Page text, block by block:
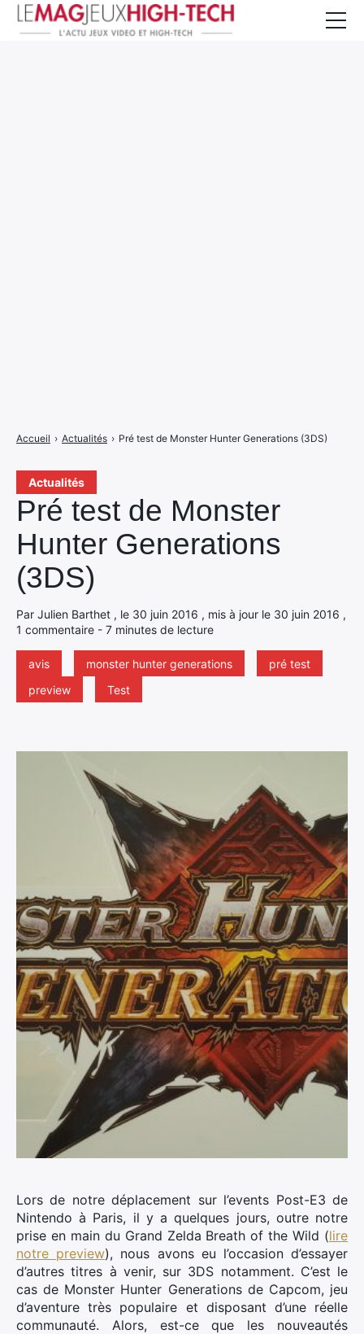
Actualités
Pré test de Monster
Hunter Generations
(3DS)
Par Julien Barthet , le 30 juin 2016 , mis à jour le 30 juin 2016 ,
1 commentaire - 7 minutes de lecture
avis monster hunter generations
pré test
preview
Test
Accueil › Actualités › Pré test de Monster Hunter Generations (3DS)
Lors de notre déplacement sur l’events Post-E3 de
Nintendo à Paris, il y a quelques jours, outre notre
prise en main du Grand Zelda Breath of the Wild (lire
notre preview), nous avons eu l’occasion d’essayer
d’autres titres à venir, sur 3DS notamment. C’est le
cas de Monster Hunter Generations de Capcom, jeu
d’aventure très populaire et disposant d’une réelle
communauté. Alors, est-ce que les nouveautés